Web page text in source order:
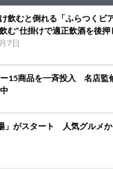
飲むと倒れる「ふらつくビ
む”仕掛けで適正飲酒を後押
7日
15商品を一斉投入 名店監
」がスタート 人気グルメ